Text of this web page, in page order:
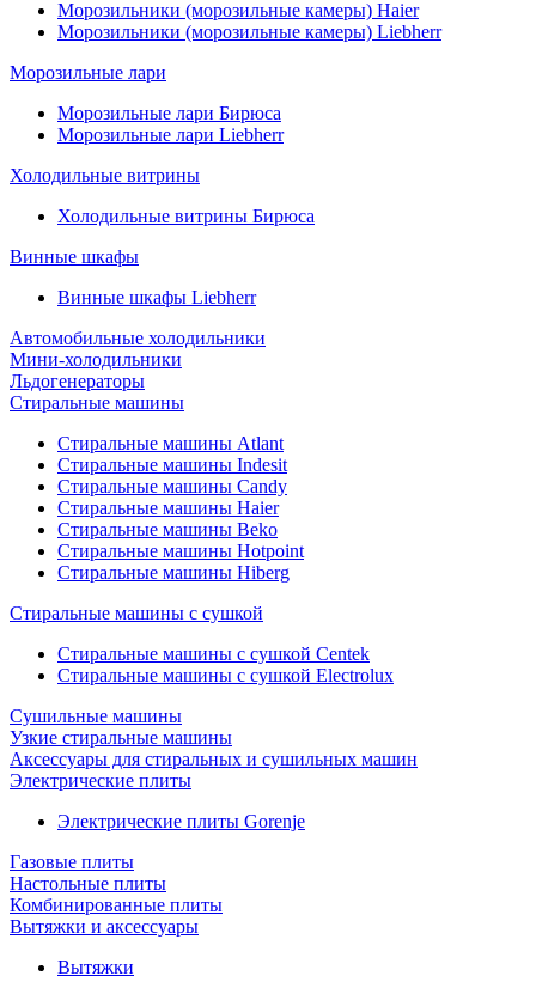
Морозильники (морозильные камеры) Haier
Морозильники (морозильные камеры) Liebherr
Морозильные лари
Морозильные лари Бирюса
Морозильные лари Liebherr
Холодильные витрины
Холодильные витрины Бирюса
Винные шкафы
Винные шкафы Liebherr
Автомобильные холодильники
Мини-холодильники
Льдогенераторы
Стиральные машины
Стиральные машины Atlant
Стиральные машины Indesit
Стиральные машины Candy
Стиральные машины Haier
Стиральные машины Beko
Стиральные машины Hotpoint
Стиральные машины Hiberg
Стиральные машины с сушкой
Стиральные машины с сушкой Centek
Стиральные машины с сушкой Electrolux
Сушильные машины
Узкие стиральные машины
Аксессуары для стиральных и сушильных машин
Электрические плиты
Электрические плиты Gorenje
Газовые плиты
Настольные плиты
Комбинированные плиты
Вытяжки и аксессуары
Вытяжки